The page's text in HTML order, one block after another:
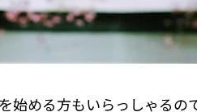
始める方もいらっしゃるの